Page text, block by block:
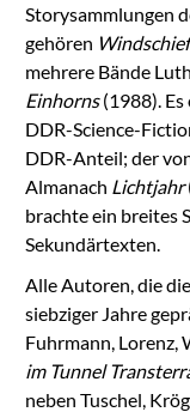
Storysammlungen
gehören
mehrere Bände
Einhorns(1988).
DDR-Science-
DDR-Anteil; der
Almanach Lichtjahr
brachte ein breites
Sekundärtexten.
Alle Autoren, die
siebziger Jahre
Fuhrmann, Lorenz,
im Tunnel
neben Tuschel,